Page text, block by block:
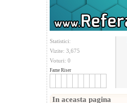
Statistici:
Vizite: 3,675
Voturi: 0
Fame Riser
In aceasta pagina